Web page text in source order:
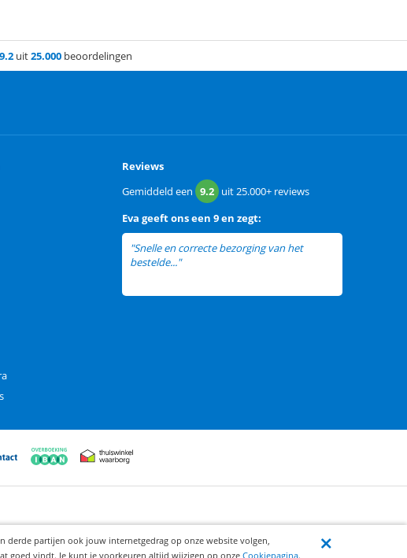
9.2uit25.000beoordelingen
Reviews
Gemiddeld een 9.2 uit25.000+ reviews
Eva geeft ons een 9 en zegt:
"Snelle en correcte bezorging van het
bestelde..."
derde partijen ook jouw internetgedrag op onze website volgen,
goed vindt. Je kunt je voorkeuren altijd wijzigen op onze Cookiepagina.